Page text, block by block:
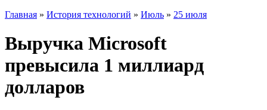
Главная » История технологий » Июль » 25 июля
Выручка Microsoft
превысила 1 миллиард
долларов